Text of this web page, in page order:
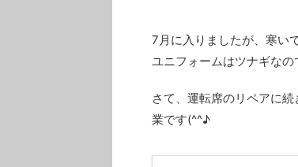
7月に入りましたが、寒い
ユニフォームはツナギなの
さて、運転席のリペアに
業です(^^♪